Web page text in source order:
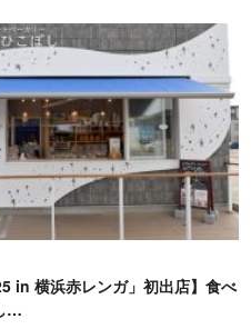
in 横浜赤レンガ」初出店】食べ
…